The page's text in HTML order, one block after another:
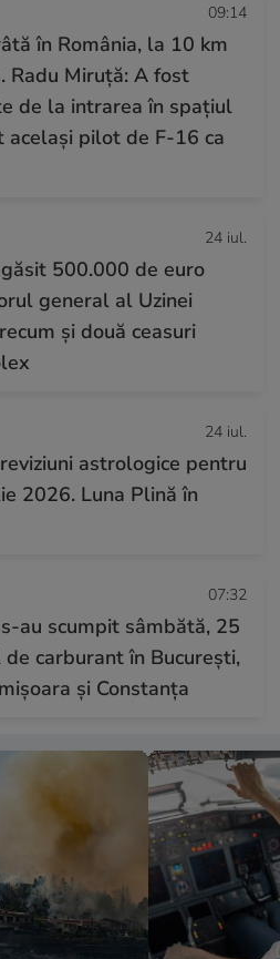
09:14
în România, la 10 km
Radu Miruță: A fost
de la intrarea în spațiul
același pilot de F-16 ca
24 iul.
500.000 de euro
general al Uzinei
și două ceasuri
24 iul.
astrologice pentru
2026. Luna Plină în
07:32
au scumpit sâmbătă, 25
carburant în București,
și Constanța